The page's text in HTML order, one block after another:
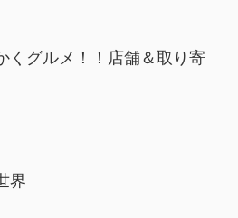
くグルメ！！店舗＆取り寄
界